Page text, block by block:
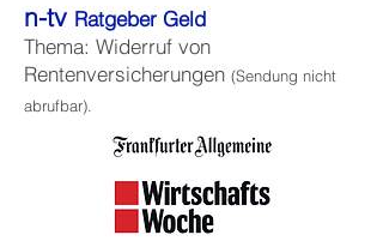
n-tv Ratgeber Geld
Thema: Widerruf von
Rentenversicherungen (Sendung nicht
abrufbar).